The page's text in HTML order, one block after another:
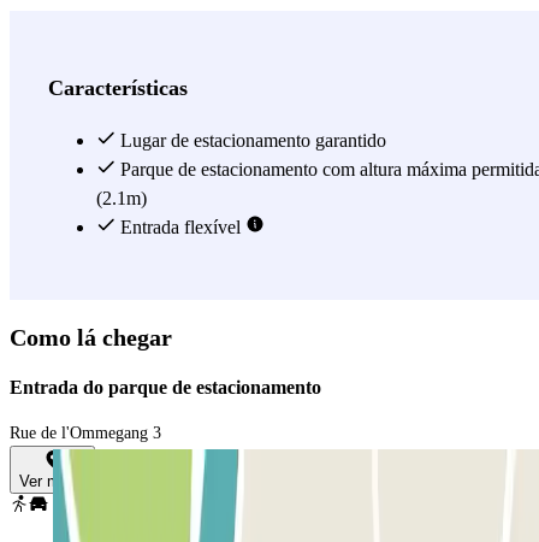
Características
Lugar de estacionamento garantido
Parque de estacionamento com altura máxima
(2.1m)
Entrada flexível
Como lá chegar
Entrada do parque de estacionamento
Rue de l'Ommegang 3
Ver mapa